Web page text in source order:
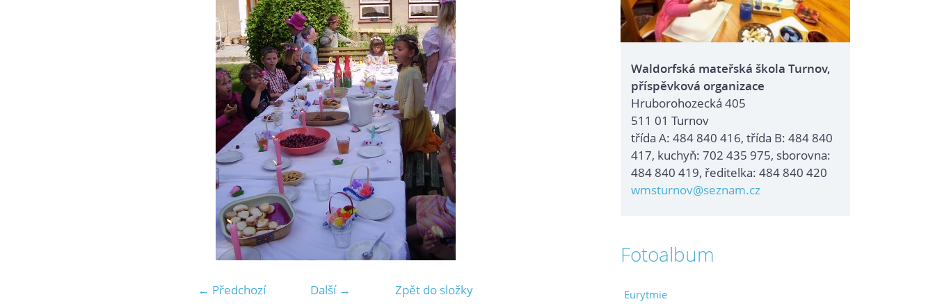
← Předchozí Další → Zpět do složky
Waldorfská mateřská škola Turnov,
příspěvková organizace
Hruborohozecká 405
511 01 Turnov
třída A: 484 840 416, třída B: 484 840
417, kuchyň: 702 435 975, sborovna:
484 840 419, ředitelka: 484 840 420
wmsturnov@seznam.cz
Fotoalbum
Eurytmie